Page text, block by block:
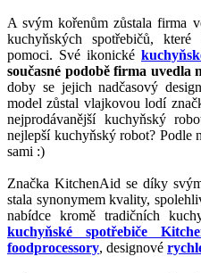
A svým kořenům zůstala firma
kuchyňských spotřebičů,
pomoci. Své ikonické
současné podobě firma uvedla
doby se jejich nadčasový
model zůstal vlajkovou lodí
nejprodávanější kuchyňský
nejlepší kuchyňský robot? Podle
sami :)
Značka KitchenAid se díky
stala synonymem kvality,
nabídce kromě tradičních
kuchyňské spotřebiče
foodprocessory, designové